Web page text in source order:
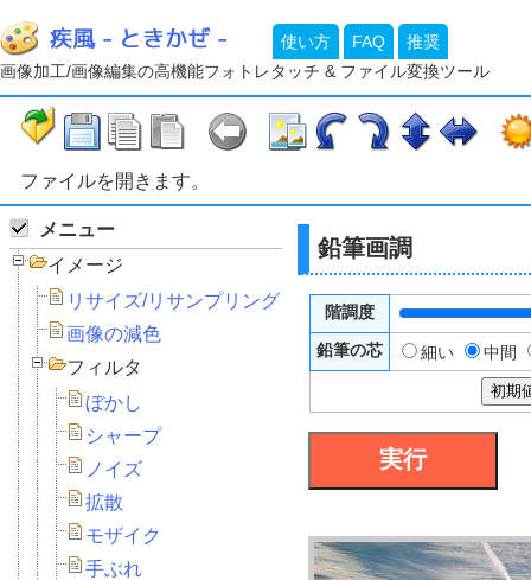
画像加工/画像編集の高機能フォトレタッチ & ファイル変換ツール
使い方 FAQ 推奨
ファイルを開きます。
メニュー
イメージ
リサイズ/リサンプリング
画像の減色
フィルタ
ぼかし
シャープ
ノイズ
拡散
モザイク
手ぶれ
鉛筆画調
階調度
鉛筆の芯
細い 中間
初期